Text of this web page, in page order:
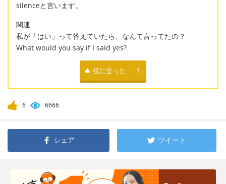
silenceと言います。
関連
私が「はい」って答えていたら、なんて言ってたの？
What would you say if I said yes?
役に立った 1
6 6666
シェア ツイート